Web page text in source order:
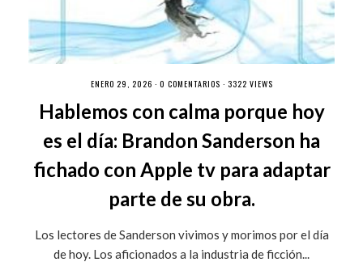
ENERO 29, 2026 · 0 COMENTARIOS · 3322 VIEWS
Hablemos con calma porque hoy
es el día: Brandon Sanderson ha
fichado con Apple tv para adaptar
parte de su obra.
Los lectores de Sanderson vivimos y morimos por el día
de hoy. Los aficionados a la industria de ficción...